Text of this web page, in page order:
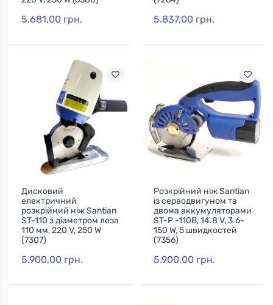
5.681,00 грн. 5.837,00 грн.
Дисковий
електричний
розкрійний ніж Santian
ST-110 з діаметром леза
110 мм, 220 V, 250 W
(7307)
5.900,00 грн.
Розкрійний ніж Santian
із серводвигуном та
двома аккумуляторами
ST-P -110B, 14.8 V, 3.6-
150 W, 5 швидкостей
(7356)
5.900,00 грн.